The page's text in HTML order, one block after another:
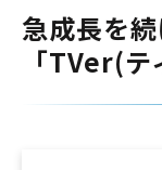
急成長を
「TVer(